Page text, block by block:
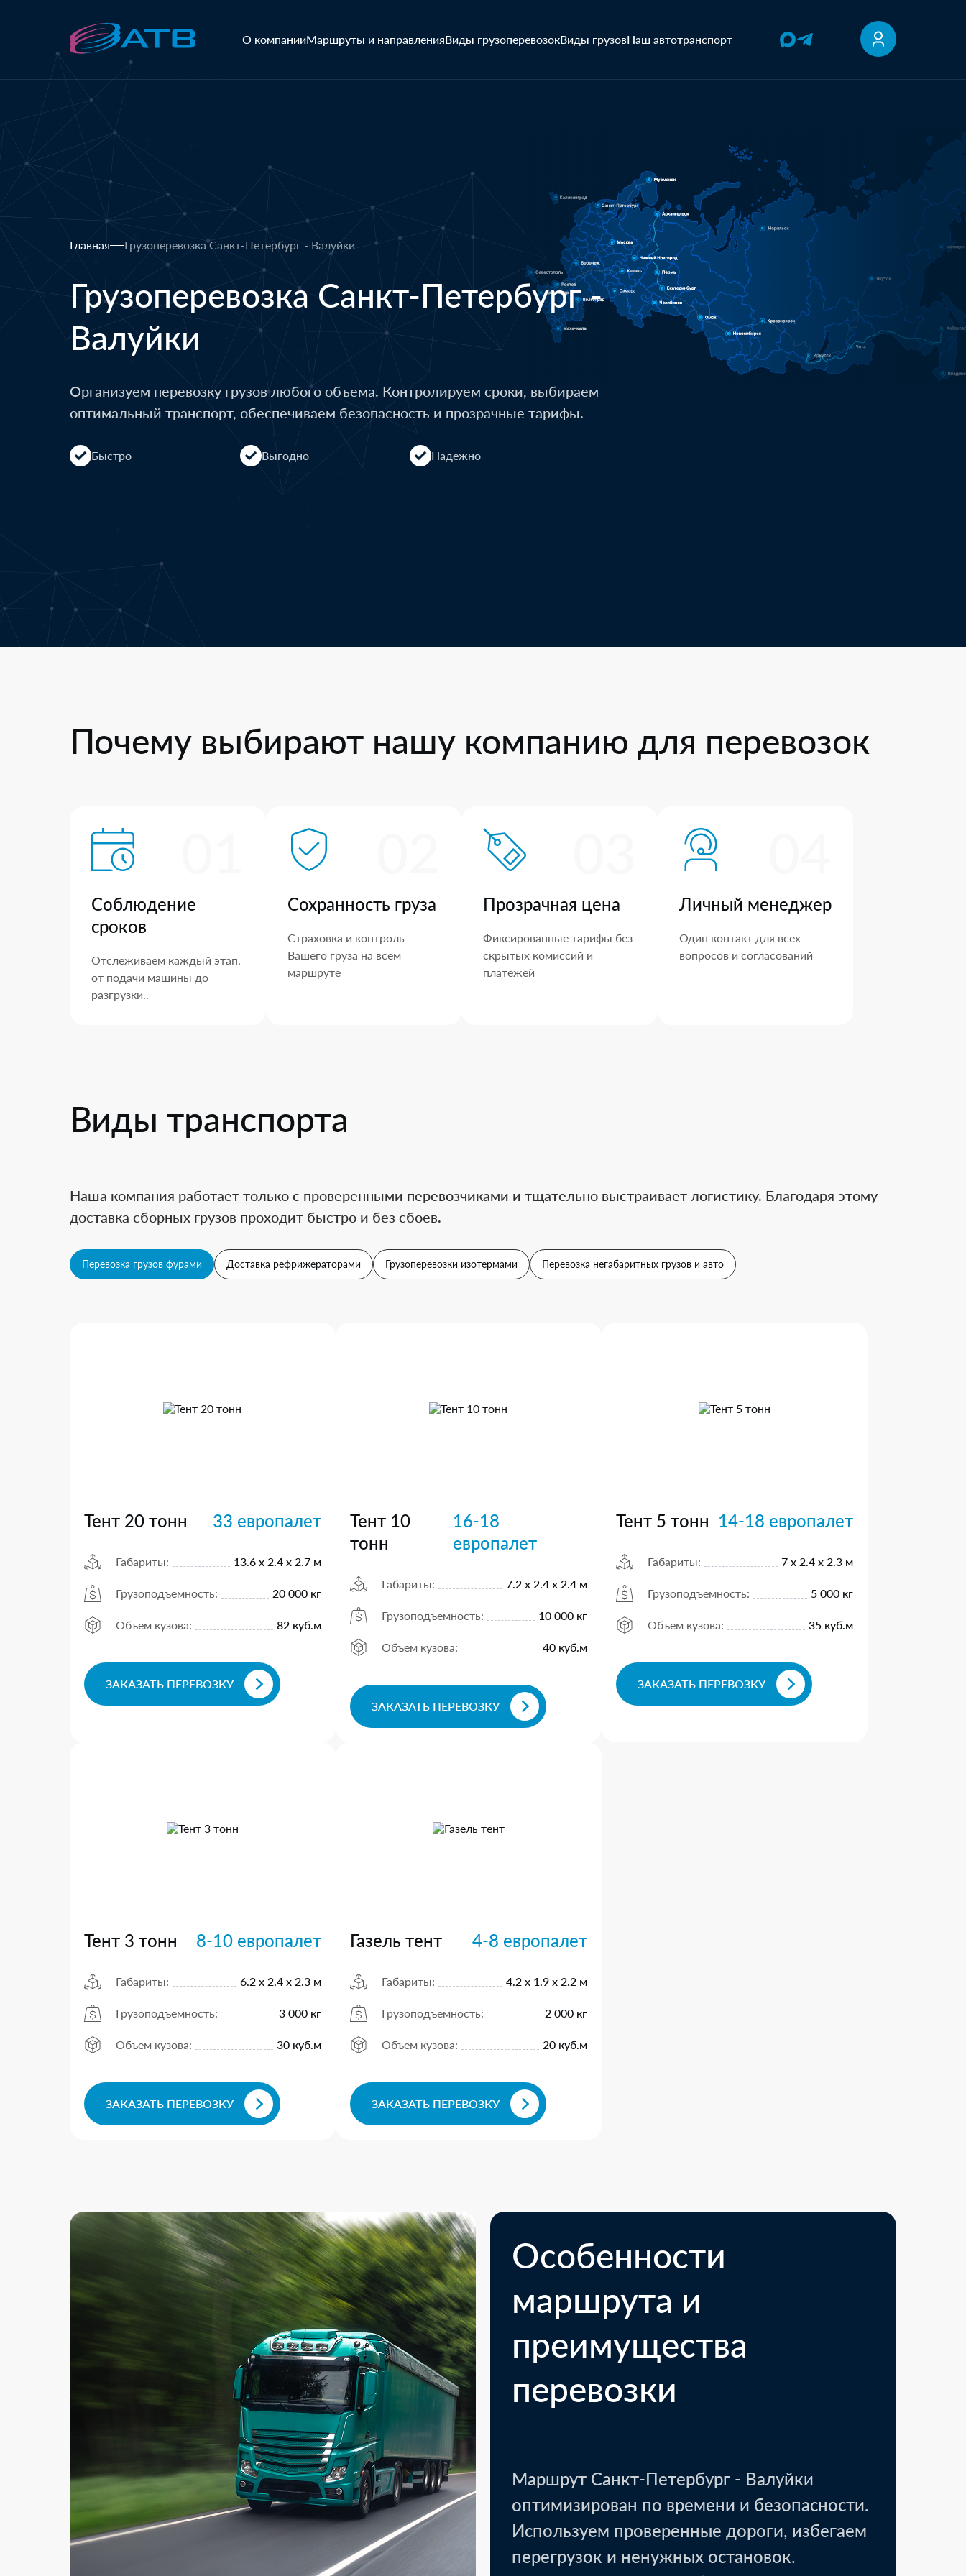
О компанииМаршруты и направленияВиды грузоперевозокВиды грузовНаш автотранспорт
Главная Грузоперевозка Санкт-Петербург - Валуйки
Грузоперевозка Санкт-Петербург -
Валуйки
Организуем перевозку грузов любого объема. Контролируем сроки, выбираем
оптимальный транспорт, обеспечиваем безопасность и прозрачные тарифы.
Быстро Выгодно Надежно
Почему выбирают нашу компанию для перевозок
Соблюдение
сроков
Отслеживаем каждый этап,
от подачи машины до
разгрузки..
Сохранность груза
Страховка и контроль
Вашего груза на всем
маршруте
Прозрачная цена
Фиксированные тарифы без
скрытых комиссий и
платежей
Личный менеджер
Один контакт для всех
вопросов и согласований
Виды транспорта
Наша компания работает только с проверенными перевозчиками и тщательно выстраивает логистику. Благодаря этому
доставка сборных грузов проходит быстро и без сбоев.
Перевозка грузов фурами Доставка рефрижераторами Грузоперевозки изотермами Перевозка негабаритных грузов и авто
Тент 20 тонн 33 европалет
Габариты: 13.6 х 2.4 х 2.7 м
Грузоподъемность: 20 000 кг
Объем кузова: 82 куб.м
ЗАКАЗАТЬ ПЕРЕВОЗКУ
Тент 10
тонн
16-18
европалет
Габариты: 7.2 х 2.4 х 2.4 м
Грузоподъемность: 10 000 кг
Объем кузова: 40 куб.м
ЗАКАЗАТЬ ПЕРЕВОЗКУ
Тент 5 тонн 14-18 европалет
Габариты: 7 х 2.4 х 2.3 м
Грузоподъемность: 5 000 кг
Объем кузова: 35 куб.м
ЗАКАЗАТЬ ПЕРЕВОЗКУ
Тент 3 тонн 8-10 европалет
Габариты: 6.2 х 2.4 х 2.3 м
Грузоподъемность: 3 000 кг
Объем кузова: 30 куб.м
ЗАКАЗАТЬ ПЕРЕВОЗКУ
Газель тент 4-8 европалет
Габариты: 4.2 х 1.9 х 2.2 м
Грузоподъемность: 2 000 кг
Объем кузова: 20 куб.м
ЗАКАЗАТЬ ПЕРЕВОЗКУ
Особенности
маршрута и
преимущества
перевозки
Маршрут Санкт-Петербург - Валуйки
оптимизирован по времени и безопасности.
Используем проверенные дороги, избегаем
перегрузок и ненужных остановок.
Казань
Котовск, Тамбовская область
1 паллет - текстиль, упаковочные материалы
18 000 ₽
1 день
LTL доставка.